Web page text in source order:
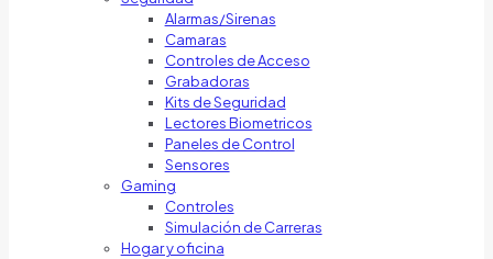
Alarmas/Sirenas
Camaras
Controles de Acceso
Grabadoras
Kits de Seguridad
Lectores Biometricos
Paneles de Control
Sensores
Gaming
Controles
Simulación de Carreras
Hogar y oficina